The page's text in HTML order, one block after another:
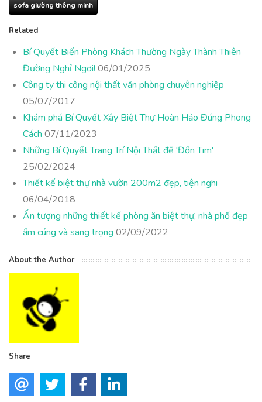
sofa giường thông minh
Related
Bí Quyết Biến Phòng Khách Thường Ngày Thành Thiên
Đường Nghỉ Ngơi! 06/01/2025
Công ty thi công nội thất văn phòng chuyên nghiệp
05/07/2017
Khám phá Bí Quyết Xây Biệt Thự Hoàn Hảo Đúng Phong
Cách 07/11/2023
Những Bí Quyết Trang Trí Nội Thất để 'Đốn Tim'
25/02/2024
Thiết kế biệt thự nhà vườn 200m2 đẹp, tiện nghi
06/04/2018
Ấn tượng những thiết kế phòng ăn biệt thự, nhà phố đẹp
ấm cúng và sang trọng 02/09/2022
About the Author
Share